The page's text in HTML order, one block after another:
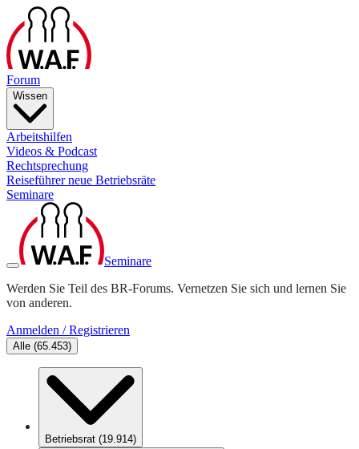
Forum
Wissen
Arbeitshilfen
Videos & Podcast
Rechtsprechung
Reiseführer neue Betriebsräte
Seminare
Seminare
Werden Sie Teil des BR-Forums. Vernetzen Sie sich und lernen Sie
von anderen.
Anmelden / Registrieren
Alle (65.453)
Betriebsrat (19.914)